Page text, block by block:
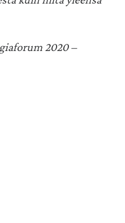
2020 –